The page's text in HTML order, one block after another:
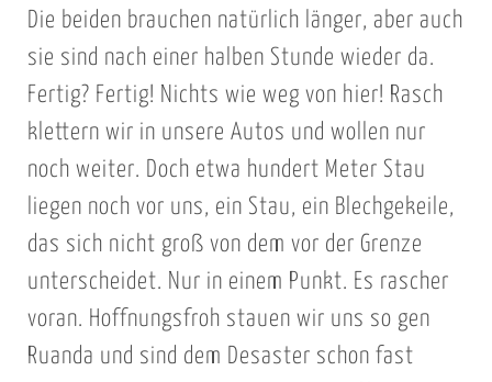
Die beiden brauchen natürlich länger, aber auch
sie sind nach einer halben Stunde wieder da.
Fertig? Fertig! Nichts wie weg von hier! Rasch
klettern wir in unsere Autos und wollen nur
noch weiter. Doch etwa hundert Meter Stau
liegen noch vor uns, ein Stau, ein Blechgekeile,
das sich nicht groß von dem vor der Grenze
unterscheidet. Nur in einem Punkt. Es rascher
voran. Hoffnungsfroh stauen wir uns so gen
Ruanda und sind dem Desaster schon fast